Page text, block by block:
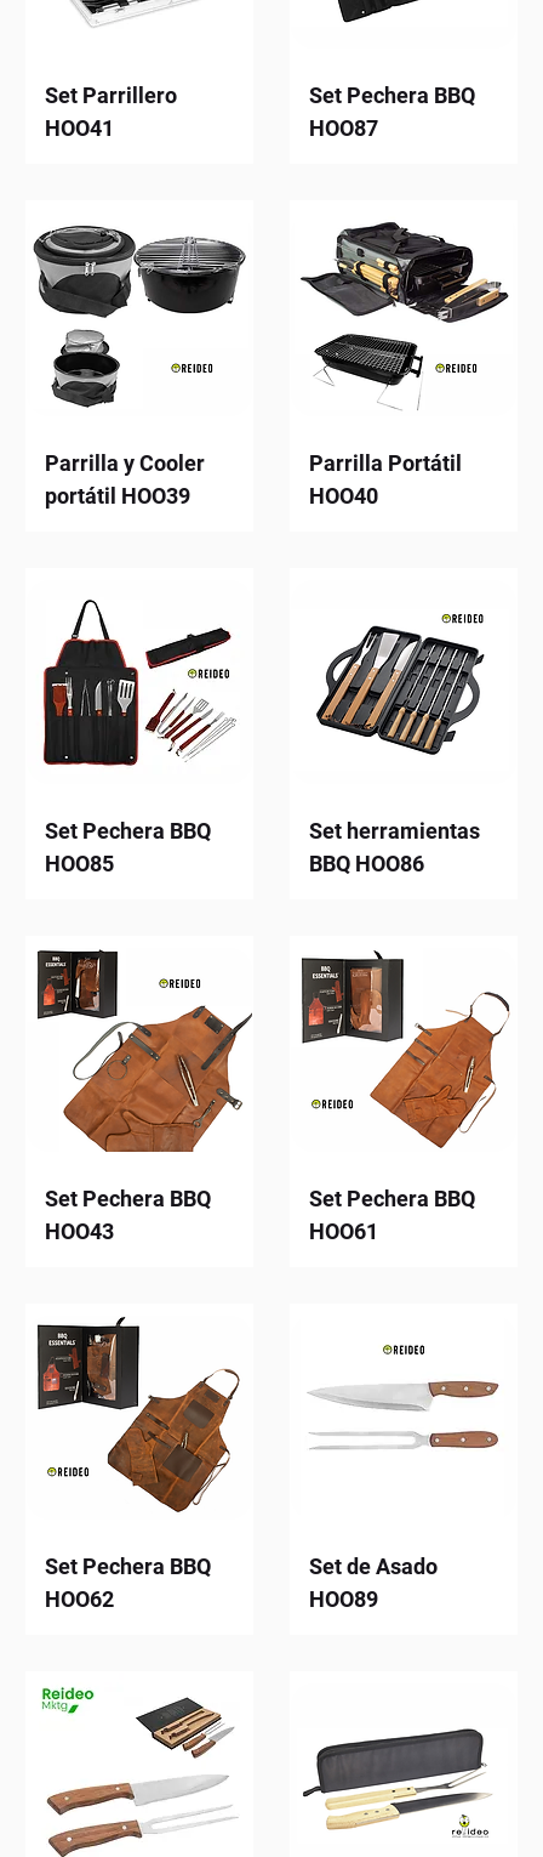
Set Parrillero
HOO41
Set Pechera BBQ
HOO87
Parrilla y Cooler
portátil HOO39
Parrilla Portátil
HOO40
Set Pechera BBQ
HOO85
Set herramientas
BBQ HOO86
Set Pechera BBQ
HOO43
Set Pechera BBQ
HOO61
Set Pechera BBQ
HOO62
Set de Asado
HOO89